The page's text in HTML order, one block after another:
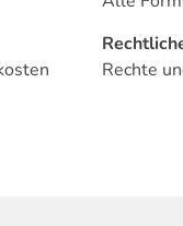
Rechte